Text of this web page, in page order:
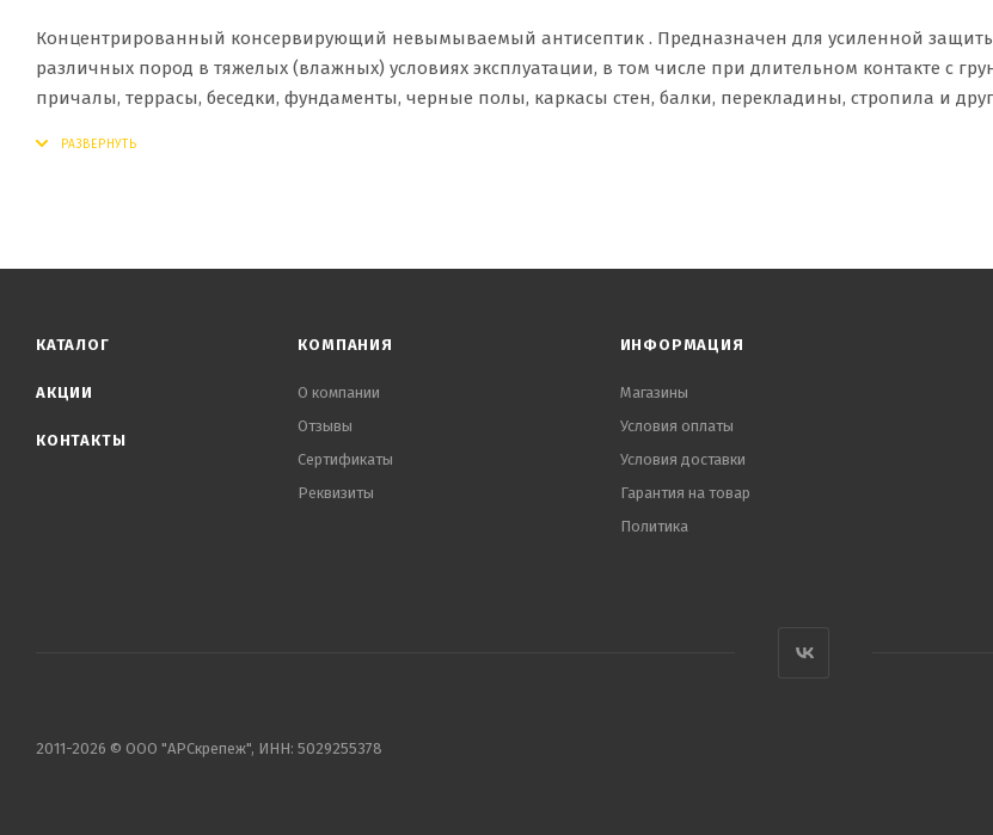
Концентрированный консервирующий невымываемый антисептик . Предназначен для усиленной
различных пород в тяжелых (влажных) условиях эксплуатации, в том числе при длительном контакте с
причалы, террасы, беседки, фундаменты, черные полы, каркасы стен, балки, перекладины, стропила и
Вода, синергическая смесь комплексных соединений меди и функциональные добавки. Не содержит
КАТАЛОГ
АКЦИИ
КОНТАКТЫ
КОМПАНИЯ
О компании
Отзывы
Сертификаты
Реквизиты
ИНФОРМАЦИЯ
Магазины
Условия оплаты
Условия доставки
Гарантия на товар
Политика
2011-2026 © ООО "АРСкрепеж", ИНН: 5029255378